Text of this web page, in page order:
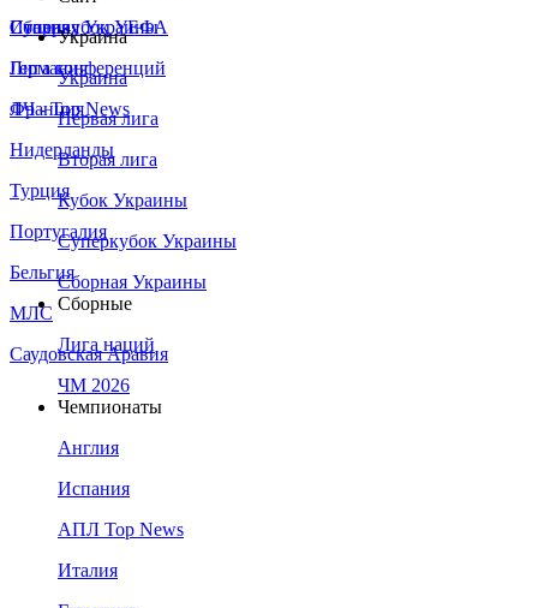
Сборная Украины
Италия
Германия
Франция
Нидерланды
Турция
Португалия
Бельгия
МЛС
Саудовская Аравия
Суперкубок УЕФА
Лига конференций
ЛЧ - Top News
Украина
Украина
Первая лига
Вторая лига
Кубок Украины
Суперкубок Украины
Сборная Украины
Сборные
Лига наций
ЧМ 2026
Чемпионаты
Англия
Испания
АПЛ Top News
Италия